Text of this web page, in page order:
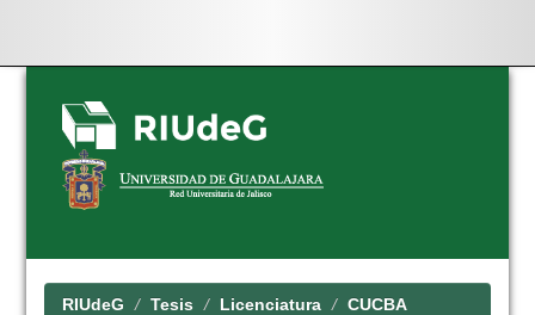
Skip
navigation
RIUdeG Tesis Licenciatura CUCBA